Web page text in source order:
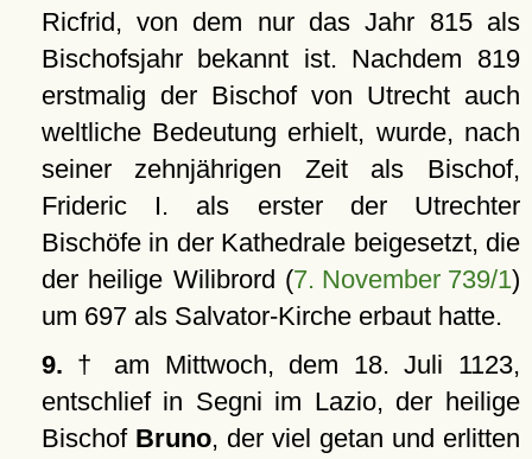
Ricfrid, von dem nur das Jahr 815 als
Bischofsjahr bekannt ist. Nachdem 819
erstmalig der Bischof von Utrecht auch
weltliche Bedeutung erhielt, wurde, nach
seiner zehnjährigen Zeit als Bischof,
Frideric I. als erster der Utrechter
Bischöfe in der Kathedrale beigesetzt, die
der heilige Wilibrord (7. November 739/1)
um 697 als Salvator-Kirche erbaut hatte.
9. † am Mittwoch, dem 18. Juli 1123,
entschlief in Segni im Lazio, der heilige
Bischof Bruno, der viel getan und erlitten